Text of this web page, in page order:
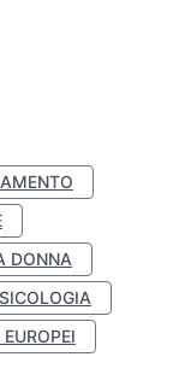
DONNA